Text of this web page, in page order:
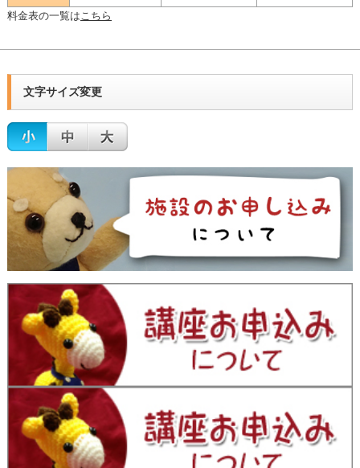
料金表の一覧は こちら
文字サイズ変更